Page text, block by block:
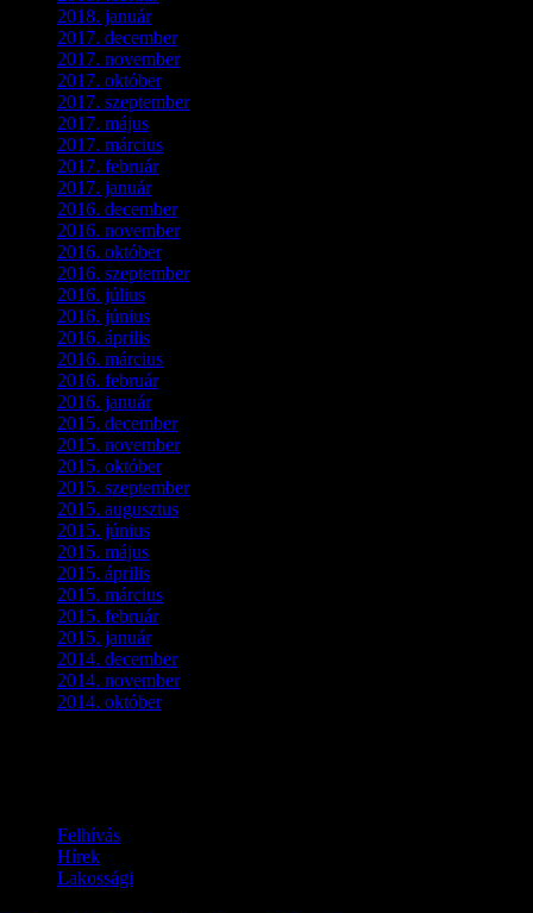
2018. január(2)
2017. december(4)
2017. november(3)
2017. október(4)
2017. szeptember(1)
2017. május
2017. március
2017. február(1)
2017. január(2)
2016. december(1)
2016. november(1)
2016. október(6)
2016. szeptember(5)
2016. július
2016. június
2016. április
2016. március
2016. február(3)
2016. január(2)
2015. december(1)
2015. november(4)
2015. október(4)
2015. szeptember(5)
2015. augusztus
2015. június
2015. május
2015. április
2015. március
2015. február(2)
2015. január(5)
2014. december(4)
2014. november(1)
2014. október(2)
Felhívás
Hírek
Lakossági